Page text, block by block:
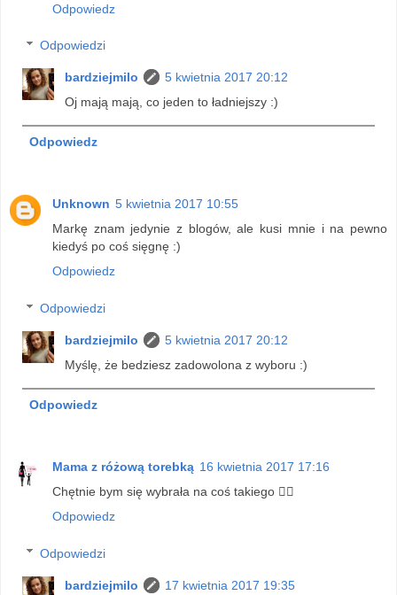
Odpowiedz
Odpowiedzi
bardziejmilo
5 kwietnia 2017 20:12
Oj mają mają, co jeden to ładniejszy :)
Odpowiedz
Unknown 5 kwietnia 2017 10:55
Markę znam jedynie z blogów, ale kusi mnie i na pewno
kiedyś po coś sięgnę :)
Odpowiedz
Odpowiedzi
bardziejmilo
5 kwietnia 2017 20:12
Myślę, że bedziesz zadowolona z wyboru :)
Odpowiedz
Mama z różową torebką 16 kwietnia 2017 17:16
Chętnie bym się wybrała na coś takiego 👍🏻
Odpowiedz
Odpowiedzi
bardziejmilo
17 kwietnia 2017 19:35